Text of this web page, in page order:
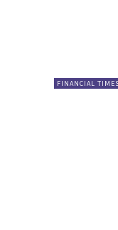
FINANCIAL TIMES